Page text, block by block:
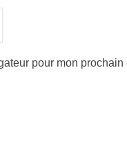
pour mon prochain